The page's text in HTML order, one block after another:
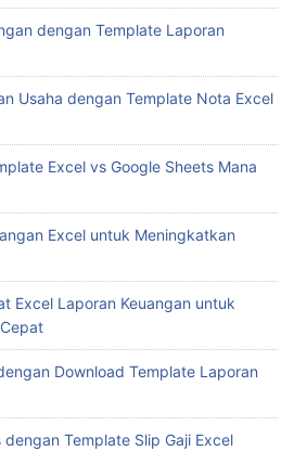
dengan Template Laporan
Usaha dengan Template Nota Excel
Excel vs Google Sheets Mana
Excel untuk Meningkatkan
Excel Laporan Keuangan untuk
Download Template Laporan
Template Slip Gaji Excel